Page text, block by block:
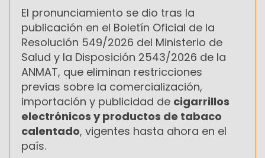
El pronunciamiento se dio tras la
publicación en el Boletín Oficial de la
Resolución 549/2026 del Ministerio de
Salud y la Disposición 2543/2026 de la
ANMAT, que eliminan restricciones
previas sobre la comercialización,
importación y publicidad de cigarrillos
electrónicos y productos de tabaco
calentado, vigentes hasta ahora en el
país.